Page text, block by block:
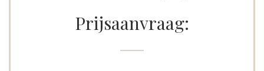
Prijsaanvraag: